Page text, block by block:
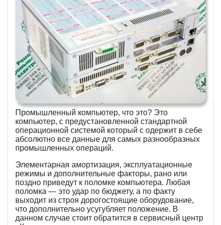
Промышленный компьютер, что это? Это
компьютер, с предустановленной стандартной
операционной системой который с одержит в себе
абсолютно все данные для самых разнообразных
промышленных операций.
Элементарная амортизация, эксплуатационные
режимы и дополнительные факторы, рано или
поздно приведут к поломке компьютера. Любая
поломка — это удар по бюджету, а по факту
выходит из строя дорогостоящие оборудование,
что дополнительно усугубляет положение. В
данном случае стоит обратится в сервисный центр